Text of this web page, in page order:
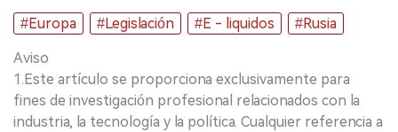
#Europa
#Legislación #E - liquidos #Rusia
Aviso
1.Este artículo se proporciona exclusivamente para
fines de investigación profesional relacionados con la
industria, la tecnología y la política. Cualquier referencia a